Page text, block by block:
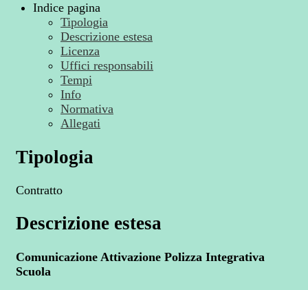
Indice pagina
Tipologia
Descrizione estesa
Licenza
Uffici responsabili
Tempi
Info
Normativa
Allegati
Tipologia
Contratto
Descrizione estesa
Comunicazione Attivazione Polizza Integrativa
Scuola